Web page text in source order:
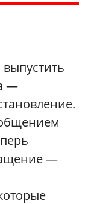
выпустить
—
—